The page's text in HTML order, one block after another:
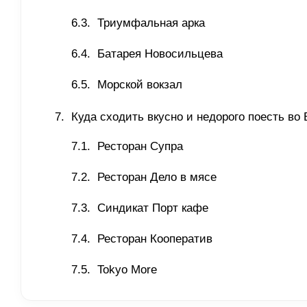
Триумфальная арка
Батарея Новосильцева
Морской вокзал
Куда сходить вкусно и недорого поесть во
Ресторан Супра
Ресторан Дело в мясе
Синдикат Порт кафе
Ресторан Кооператив
Tokyo More